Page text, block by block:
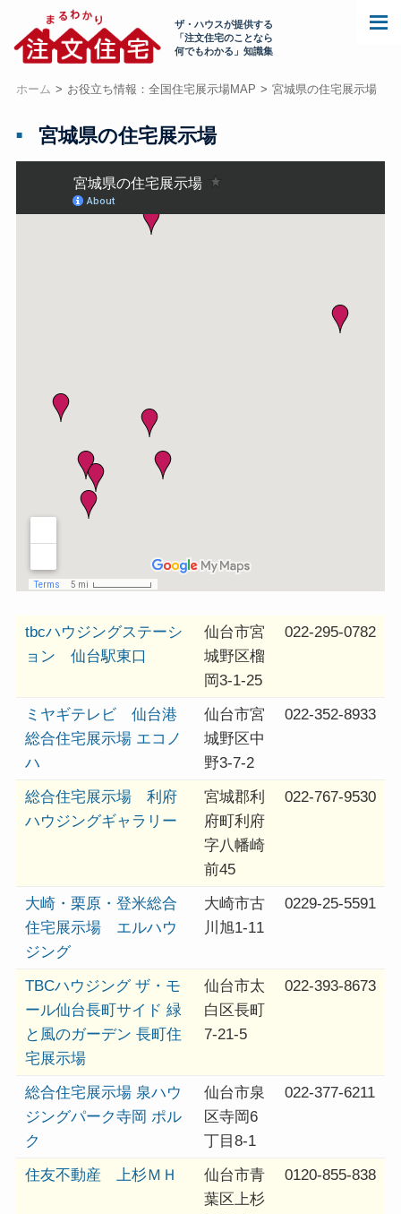
ザ・ハウスが提供する
「注文住宅のことなら
何でもわかる」知識集
ホーム お役立ち情報：全国住宅展示場MAP 宮城県の住宅展示場
宮城県の住宅展示場
tbcハウジングステーシ
ョン 仙台駅東口
仙台市宮
城野区榴
岡3-1-25
022-295-0782
ミヤギテレビ 仙台港
総合住宅展示場 エコノ
ハ
仙台市宮
城野区中
野3-7-2
022-352-8933
総合住宅展示場 利府
ハウジングギャラリー
宮城郡利
府町利府
字八幡崎
前45
022-767-9530
大崎・栗原・登米総合
住宅展示場 エルハウ
ジング
大崎市古
川旭1-11
0229-25-5591
TBCハウジング ザ・モ
ール仙台長町サイド 緑
と風のガーデン 長町住
宅展示場
仙台市太
白区長町
7-21-5
022-393-8673
総合住宅展示場 泉ハウ
ジングパーク寺岡 ポル
ク
仙台市泉
区寺岡6
丁目8-1
022-377-6211
住友不動産 上杉ＭＨ
仙台市青
葉区上杉
0120-855-838